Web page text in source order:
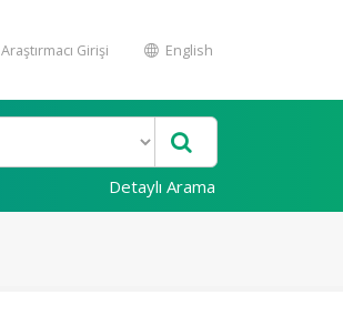
Araştırmacı Girişi English
Detaylı Arama